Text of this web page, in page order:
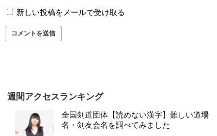
新しい投稿をメールで受け取る
週間アクセスランキング
全国剣道団体【読めない漢字】難しい道場
名・剣友会名を調べてみました